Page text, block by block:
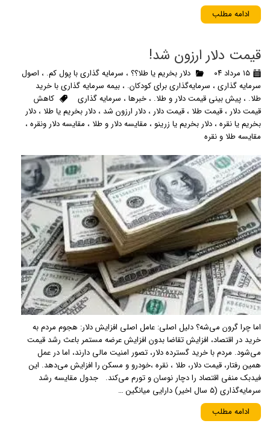
ادامه مطلب
قیمت دلار ارزون شد!
۱۵ مرداد ۰۴ دلار بخریم یا طلا؟؟، سرمایه گذاری با پول کم. ، اصول
سرمایه گذاری، سرمایه‌گذاری برای کودکان. ، بیمه سرمایه گذاری با خرید
طلا. ، پیش بینی قیمت دلار و طلا. ، خبرها، سرمایه گذاری
کاهش
قیمت دلار ، قیمت طلا ، قیمت دلار ، دلار ارزون شد ، دلار بخریم یا طلا ، دلار
بخریم یا نقره، دلار بخریم یا زرینو ، مقایسه دلار و طلا ، مقایسه دلار ونقره،
مقایسه طلا و نقره
اما چرا گرون می‌شه؟ دلیل اصلی: عامل اصلی افزایش دلار: هجوم مردم به
خرید در اقتصاد، افزایش تقاضا بدون افزایش عرضه مستمر باعث رشد قیمت
می‌شود. مردم با خرید گسترده دلار، تصور امنیت مالی دارند، اما در عمل
همین رفتار، قیمت دلار، طلا ، نقره ،خودرو و مسکن را افزایش می‌دهد. این
فیدبک منفی اقتصاد را دچار نوسان و تورم می‌کند. جدول مقایسه رشد
سرمایه‌گذاری (۵ سال اخیر) دارایی میانگین …
ادامه مطلب